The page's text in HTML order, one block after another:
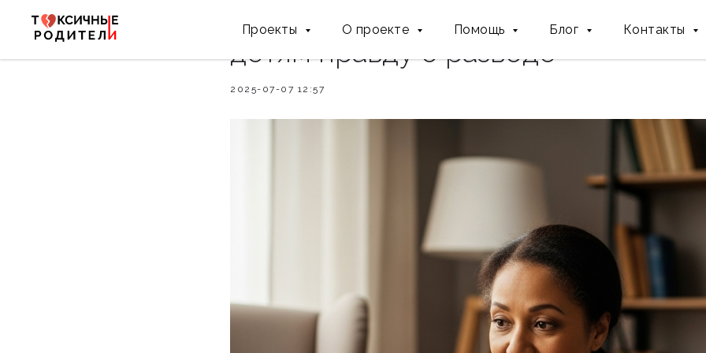
Проекты О проекте Помощь Блог Контакты
Когда «второй папа» уходит: как
детям правду о разводе
2025-07-07 12:57